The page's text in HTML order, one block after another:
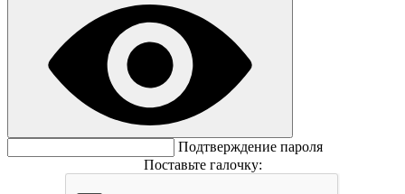
Подтверждение пароля
Поставьте галочку: